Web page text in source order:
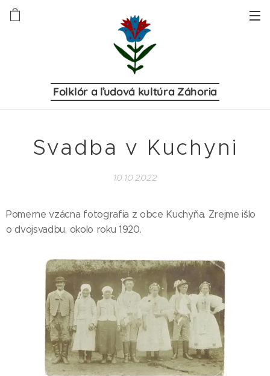
Folklór a ľudová kultúra Záhoria
Svadba v Kuchyni
10.10.2022
Pomerne vzácna fotografia z obce Kuchyňa. Zrejme išlo
o dvojsvadbu, okolo roku 1920.